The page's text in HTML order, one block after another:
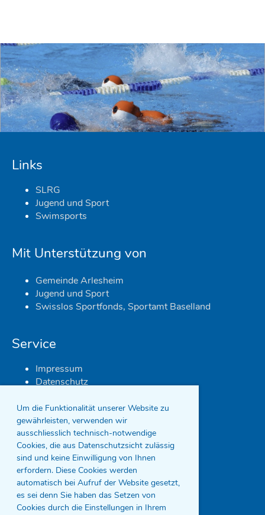
Um die Funktionalität unserer Website zu
gewährleisten, verwenden wir
ausschliesslich technisch-notwendige
Cookies, die aus Datenschutzsicht zulässig
sind und keine Einwilligung von Ihnen
erfordern. Diese Cookies werden
automatisch bei Aufruf der Website gesetzt,
es sei denn Sie haben das Setzen von
Cookies durch die Einstellungen in Ihrem
Links
SLRG
Jugend und Sport
Swimsports
Mit Unterstützung von
Gemeinde Arlesheim
Jugend und Sport
Swisslos Sportfonds, Sportamt Baselland
Service
Impressum
Datenschutz